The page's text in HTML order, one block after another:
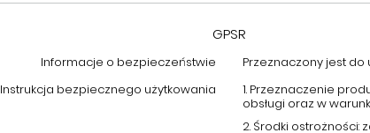
GPSR
Informacje o bezpieczeństwie
Przeznaczony jest do
Instrukcja bezpiecznego użytkowania
1. Przeznaczenie
obsługi oraz w
2. Środki